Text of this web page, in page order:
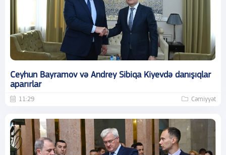
Ceyhun Bayramov və Andrey Sibiqa Kiyevdə danışıqlar
aparırlar
11:29 Cəmiyyət